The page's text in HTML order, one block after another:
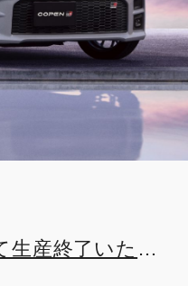
生産終了いたし